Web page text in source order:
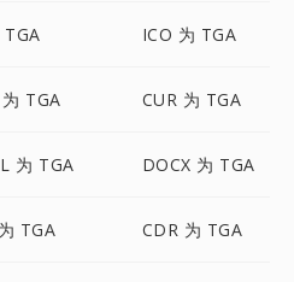
ICO 为 TGA
TGA CUR 为 TGA
为 TGA DOCX 为 TGA
TGA CDR 为 TGA